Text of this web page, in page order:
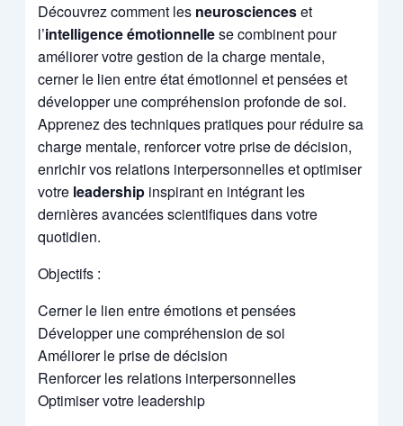
Découvrez comment les neuroscienceset
l’intelligence émotionnellese combinent pour
améliorer votre gestion de la charge mentale,
cerner le lien entre état émotionnel et pensées et
développer une compréhension profonde de soi.
Apprenez des techniques pratiques pour réduire sa
charge mentale, renforcer votre prise de décision,
enrichir vos relations interpersonnelles et optimiser
votre leadership inspirant en intégrant les
dernières avancées scientifiques dans votre
quotidien.
Objectifs :
Cerner le lien entre émotions et pensées
Développer une compréhension de soi
Améliorer le prise de décision
Renforcer les relations interpersonnelles
Optimiser votre leadership